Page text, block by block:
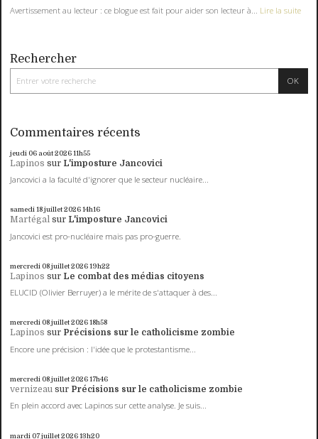
Avertissement au lecteur : ce blogue est fait pour aider son lecteur à... Lire la suite
Rechercher
Commentaires récents
jeudi 06 août 202611h55
Lapinos sur L'imposture Jancovici
Jancovici a la faculté d'ignorer que le secteur nucléaire...
samedi 18juillet 202614h16
Martégal sur L'imposture Jancovici
Jancovici est pro-nucléaire mais pas pro-guerre.
mercredi 08juillet 202619h22
Lapinos sur Le combat des médias citoyens
ELUCID (Olivier Berruyer) a le mérite de s'attaquer à des...
mercredi 08juillet 202618h58
Lapinos sur Précisions sur le catholicisme zombie
Encore une précision : l'idée que le protestantisme...
mercredi 08juillet 202617h46
vernizeau sur Précisions sur le catholicisme zombie
En plein accord avec Lapinos sur cette analyse. Je suis...
mardi 07juillet 202613h20